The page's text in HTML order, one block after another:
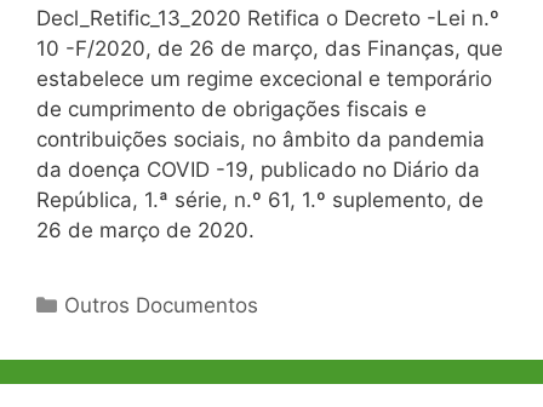
Decl_Retific_13_2020 Retifica o Decreto -Lei n.º
10 -F/2020, de 26 de março, das Finanças, que
estabelece um regime excecional e temporário
de cumprimento de obrigações fiscais e
contribuições sociais, no âmbito da pandemia
da doença COVID -19, publicado no Diário da
República, 1.ª série, n.º 61, 1.º suplemento, de
26 de março de 2020.
Categorias
Outros Documentos